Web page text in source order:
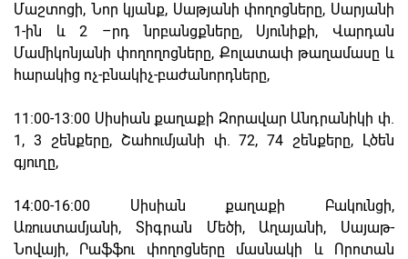
Մաշտոցի, Նոր կյանք, Սաթյանի փողոցները, Սարյանի
1-ին և 2 –րդ նրբանցքները, Սյունիքի, Վարդան
Մամիկոնյանի փողողոցները, Քոլատափ թաղամասը և
հարակից ոչ-բնակիչ-բաժանորդները,
11:00-13:00 Սիսիան քաղաքի Զորավար Անդրանիկի փ.
1, 3 շենքերը, Շահումյանի փ. 72, 74 շենքերը, Լծեն
գյուղը,
14:00-16:00 Սիսիան քաղաքի Բակունցի,
Առուստամյանի, Տիգրան Մեծի, Աղայանի, Սայաթ-
Նովայի, Րաֆֆու փողոցները մասնակի և Որոտան